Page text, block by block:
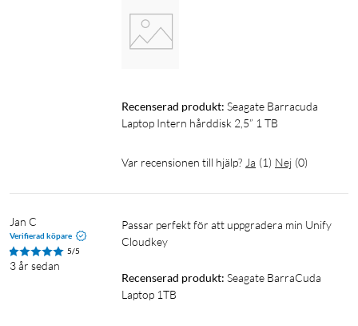
Recenserad produkt: Seagate Barracuda
Laptop Intern hårddisk 2,5” 1 TB
Var recensionen till hjälp? Ja (1) Nej (0)
Jan C
Verifierad köpare
5/5
3 år sedan
Passar perfekt för att uppgradera min Unify
Cloudkey
Recenserad produkt: Seagate BarraCuda
Laptop 1TB